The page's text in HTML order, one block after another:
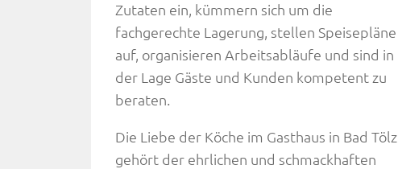
Zutaten ein, kümmern sich um die
fachgerechte Lagerung, stellen Speisepläne
auf, organisieren Arbeitsabläufe und sind in
der Lage Gäste und Kunden kompetent zu
beraten.
Die Liebe der Köche im Gasthaus in Bad Tölz
gehört der ehrlichen und schmackhaften